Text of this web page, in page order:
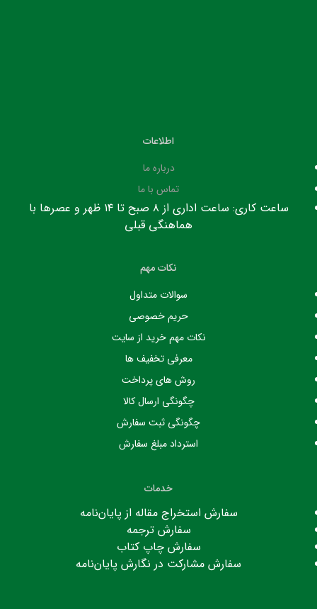
اطلاعات
درباره ما
تماس با ما
ساعت کاری: ساعت اداری از ۸ صبح تا ۱۴ ظهر و عصرها با
هماهنگی قبلی
نکات مهم
سوالات متداول
حریم خصوصی
نکات مهم خرید از سایت
معرفی تخفیف ها
روش های پرداخت
چگونگی ارسال کالا
چگونگی ثبت سفارش
استرداد مبلغ سفارش
خدمات
سفارش استخراج مقاله از پایان‌نامه
سفارش ترجمه
سفارش چاپ کتاب
سفارش مشارکت در نگارش پایان‌نامه